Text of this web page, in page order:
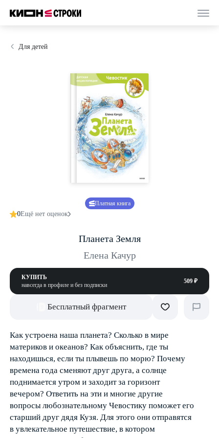
Для детей
Платная книга
0Ещё нет оценок
Планета Земля
Елена Качур
КУПИТЬ
навсегда в профиле и без подписки
509 ₽
Бесплатный фрагмент
Как устроена наша планета? Сколько в мире
материков и океанов? Как объяснить, где ты
находишься, если ты плывешь по морю? Почему
времена года сменяют друг друга, а солнце
поднимается утром и заходит за горизонт
вечером? Ответить на эти и многие другие
вопросы любознательному Чевостику поможет его
старший друг дядя Кузя. Для этого они отправятся
в увлекательное путешествие, в котором